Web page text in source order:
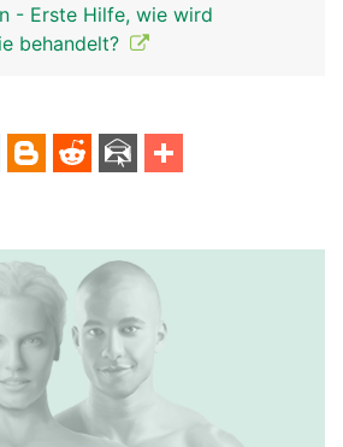
- Erste Hilfe, wie wird
behandelt?